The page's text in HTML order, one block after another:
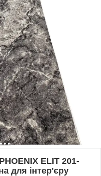
ELIT 201-
для інтер'єру